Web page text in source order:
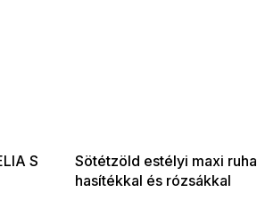
S
Sötétzöld estélyi maxi ruha
hasítékkal és rózsákkal